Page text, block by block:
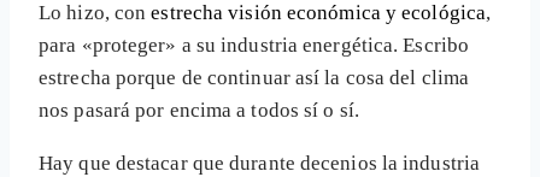
Lo hizo, conestrecha visión económica y ecológica,
para «proteger» a su industria energética. Escribo
estrecha porque de continuar así la cosa del clima
nos pasará por encima a todos sí o sí.
Hay que destacar que durante decenios la industria